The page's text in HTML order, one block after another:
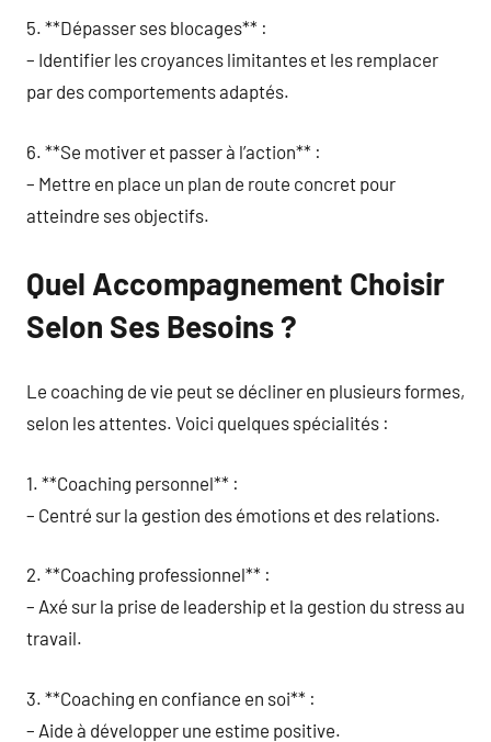
5. **Dépasser ses blocages** :
– Identifier les croyances limitantes et les remplacer
par des comportements adaptés.
6. **Se motiver et passer à l’action** :
– Mettre en place un plan de route concret pour
atteindre ses objectifs.
Quel Accompagnement Choisir
Selon Ses Besoins ?
Le coaching de vie peut se décliner en plusieurs formes,
selon les attentes. Voici quelques spécialités :
1. **Coaching personnel** :
– Centré sur la gestion des émotions et des relations.
2. **Coaching professionnel** :
– Axé sur la prise de leadership et la gestion du stress au
travail.
3. **Coaching en confiance en soi** :
– Aide à développer une estime positive.